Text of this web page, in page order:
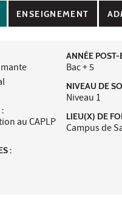
ENSEIGNEMENT
au CAPLP
:
ANNÉE POST-
Bac + 5
NIVEAU DE
Niveau 1
LIEU(X) DE
Campus de